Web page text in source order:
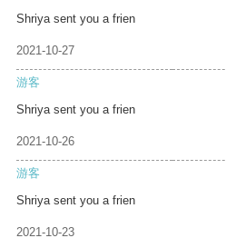
Shriya sent you a frien
2021-10-27
游客
Shriya sent you a frien
2021-10-26
游客
Shriya sent you a frien
2021-10-23